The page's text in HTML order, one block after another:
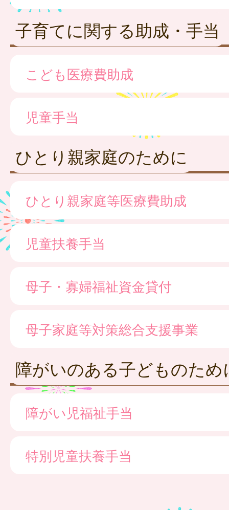
子育てに関する助成・手当
こども医療費助成
児童手当
ひとり親家庭のために
ひとり親家庭等医療費助成
児童扶養手当
母子・寡婦福祉資金貸付
母子家庭等対策総合支援事業
障がいのある子どものため
障がい児福祉手当
特別児童扶養手当